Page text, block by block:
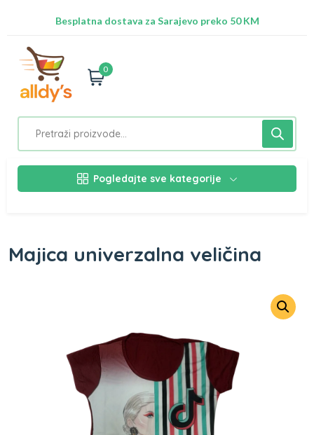
Besplatna dostava za Sarajevo preko 50 KM
0
Pogledajte sve kategorije
Majica univerzalna veličina